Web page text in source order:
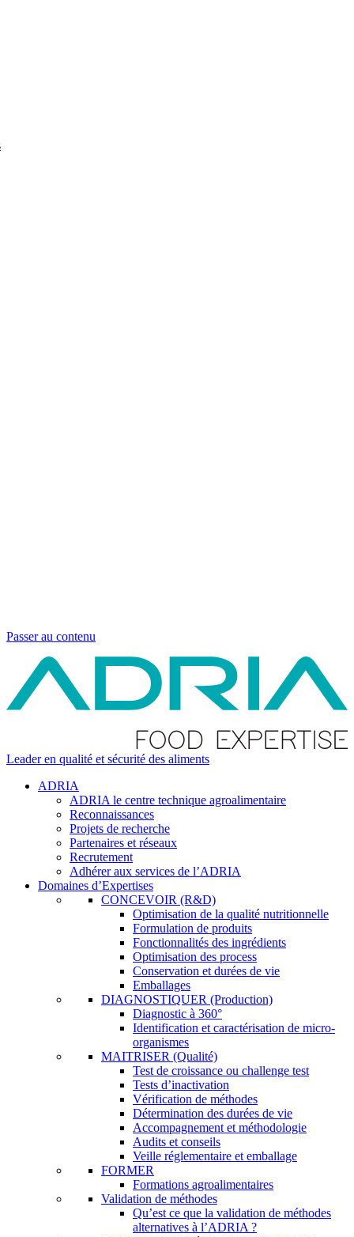
Passer au contenu
Leader en qualité et sécurité des aliments
ADRIA
ADRIA le centre technique agroalimentaire
Reconnaissances
Projets de recherche
Partenaires et réseaux
Recrutement
Adhérer aux services de l’ADRIA
Domaines d’Expertises
CONCEVOIR (R&D)
Optimisation de la qualité nutritionnelle
Formulation de produits
Fonctionnalités des ingrédients
Optimisation des process
Conservation et durées de vie
Emballages
DIAGNOSTIQUER (Production)
Diagnostic à 360°
Identification et caractérisation de micro-
organismes
MAITRISER (Qualité)
Test de croissance ou challenge test
Tests d’inactivation
Vérification de méthodes
Détermination des durées de vie
Accompagnement et méthodologie
Audits et conseils
Veille réglementaire et emballage
FORMER
Formations agroalimentaires
Validation de méthodes
Qu’est ce que la validation de méthodes
alternatives à l’ADRIA ?